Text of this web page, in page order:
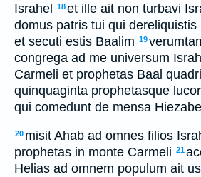
Israhel 18et ille ait non turbavi
domus patris tui qui dereliquistis
et secuti estis Baalim 19
congrega ad me universum
Carmeli et prophetas Baal
quinquaginta prophetasque
qui comedunt de mensa
20 misit Ahab ad omnes filios
prophetas in monte Carmeli 21
Helias ad omnem populum ait